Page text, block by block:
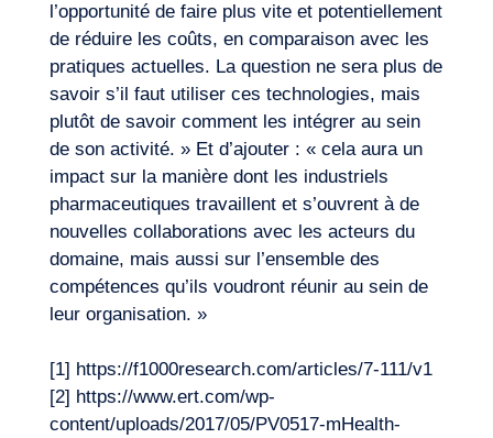
l’opportunité de faire plus vite et potentiellement
de réduire les coûts, en comparaison avec les
pratiques actuelles. La question ne sera plus de
savoir s’il faut utiliser ces technologies, mais
plutôt de savoir comment les intégrer au sein
de son activité. » Et d’ajouter : « cela aura un
impact sur la manière dont les industriels
pharmaceutiques travaillent et s’ouvrent à de
nouvelles collaborations avec les acteurs du
domaine, mais aussi sur l’ensemble des
compétences qu’ils voudront réunir au sein de
leur organisation. »
[1] https://f1000research.com/articles/7-111/v1
[2] https://www.ert.com/wp-
content/uploads/2017/05/PV0517-mHealth-